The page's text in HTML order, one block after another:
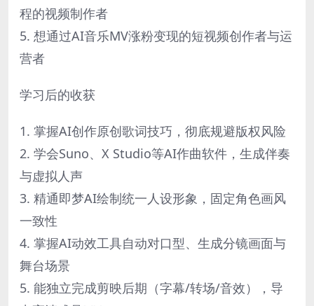
程的视频制作者
5. 想通过AI音乐MV涨粉变现的短视频创作者与运
营者
学习后的收获
1. 掌握AI创作原创歌词技巧，彻底规避版权风险
2. 学会Suno、X Studio等AI作曲软件，生成伴奏
与虚拟人声
3. 精通即梦AI绘制统一人设形象，固定角色画风
一致性
4. 掌握AI动效工具自动对口型、生成分镜画面与
舞台场景
5. 能独立完成剪映后期（字幕/转场/音效），导